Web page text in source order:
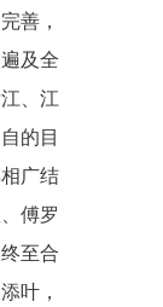
善，
及全
、江
的目
广结
傅罗
至合
叶，